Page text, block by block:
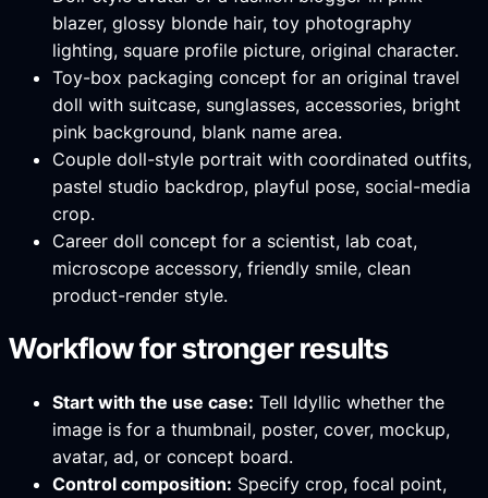
blazer, glossy blonde hair, toy photography
lighting, square profile picture, original character.
Toy-box packaging concept for an original travel
doll with suitcase, sunglasses, accessories, bright
pink background, blank name area.
Couple doll-style portrait with coordinated outfits,
pastel studio backdrop, playful pose, social-media
crop.
Career doll concept for a scientist, lab coat,
microscope accessory, friendly smile, clean
product-render style.
Workflow for stronger results
Start with the use case: Tell Idyllic whether the
image is for a thumbnail, poster, cover, mockup,
avatar, ad, or concept board.
Control composition: Specify crop, focal point,